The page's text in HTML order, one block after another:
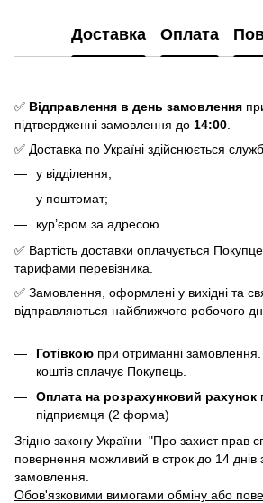
Доставка Оплата
✅ Відправлення в день замовлення
підтвердженні замовлення до 14:00
✅ Доставка по Україні здійснюється
у відділення;
у поштомат;
кур’єром за адресою.
✅ Вартість доставки оплачується
тарифами перевізника.
✅ Замовлення, оформлені у вихідні та
відправляються найближчого робочого
Готівкою при отриманні замовлення.
коштів сплачує Покупець.
Оплата на розрахунковий рахунок
підприємця (2 форма)
Згідно закону України "Про захист прав
повернення можливий в строк до 14
замовлення.
Обов'язковими вимогами обміну або